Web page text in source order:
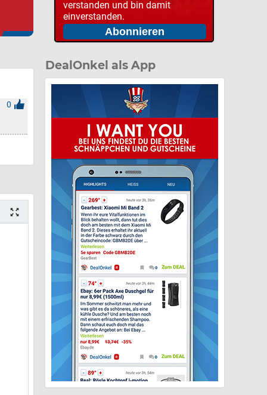
0
verstanden und bin damit
einverstanden.
DealOnkel als App